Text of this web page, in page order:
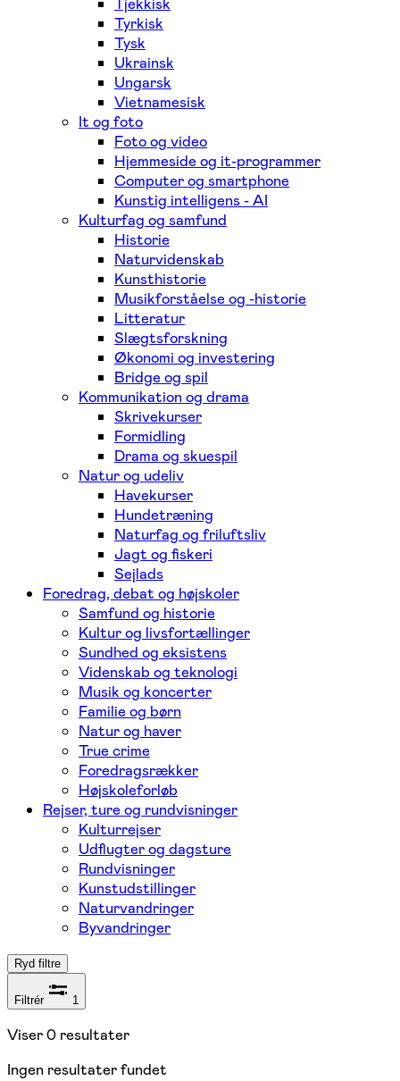
Tyrkisk
Tysk
Ukrainsk
Ungarsk
Vietnamesisk
It og foto
Foto og video
Hjemmeside og it-programmer
Computer og smartphone
Kunstig intelligens - AI
Kulturfag og samfund
Historie
Naturvidenskab
Kunsthistorie
Musikforståelse og -historie
Litteratur
Slægtsforskning
Økonomi og investering
Bridge og spil
Kommunikation og drama
Skrivekurser
Formidling
Drama og skuespil
Natur og udeliv
Havekurser
Hundetræning
Naturfag og friluftsliv
Jagt og fiskeri
Sejlads
Foredrag, debat og højskoler
Samfund og historie
Kultur og livsfortællinger
Sundhed og eksistens
Videnskab og teknologi
Musik og koncerter
Familie og børn
Natur og haver
True crime
Foredragsrækker
Højskoleforløb
Rejser, ture og rundvisninger
Kulturrejser
Udflugter og dagsture
Rundvisninger
Kunstudstillinger
Naturvandringer
Byvandringer
Ryd filtre
Filtrér 1
Viser0 resultater
Ingen resultater fundet